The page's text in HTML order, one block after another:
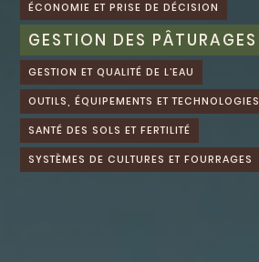
ÉCONOMIE ET PRISE DE DÉCISION
GESTION DES PÂTURAGES
GESTION ET QUALITÉ DE L’EAU
OUTILS, ÉQUIPEMENTS ET TECHNOLOGIES
SANTÉ DES SOLS ET FERTILITÉ
SYSTÈMES DE CULTURES ET FOURRAGES